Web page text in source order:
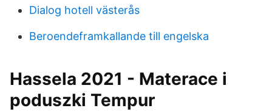
Dialog hotell västerås
Beroendeframkallande till engelska
Hassela 2021 - Materace i
poduszki Tempur